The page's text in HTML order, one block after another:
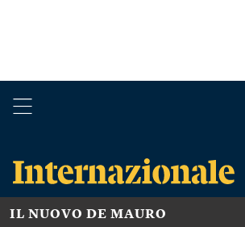
IL NUOVO DE MAURO